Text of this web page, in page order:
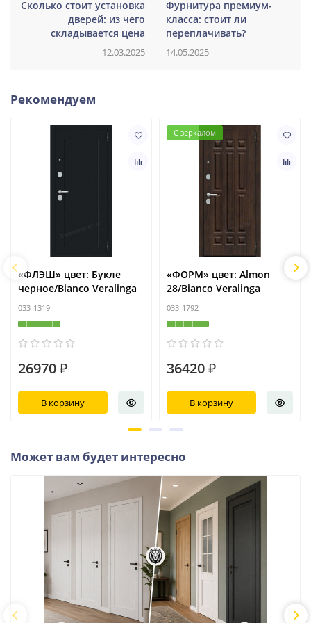
Сколько стоит установка
дверей: из чего
складывается цена
12.03.2025
Фурнитура премиум-
класса: стоит ли
переплачивать?
14.05.2025
Рекомендуем
«ФЛЭШ» цвет: Букле
черное/Bianco Veralinga
033-1319
26970 ₽
В корзину
С зеркалом
«ФОРМ» цвет: Almon
28/Bianco Veralinga
033-1792
36420 ₽
В корзину
Может вам будет интересно